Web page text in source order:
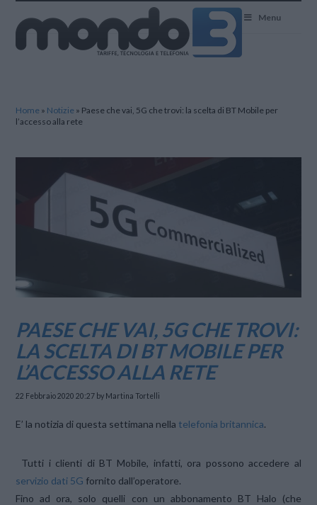
Menu
Home » Notizie » Paese che vai, 5G che trovi: la scelta di BT Mobile per
l’accesso alla rete
PAESE CHE VAI, 5G CHE TROVI:
LA SCELTA DI BT MOBILE PER
L’ACCESSO ALLA RETE
22 Febbraio 2020 20:27 by Martina Tortelli
E’ la notizia di questa settimana nella telefonia britannica.
Tutti i clienti di BT Mobile, infatti, ora possono accedere al
servizio dati 5G fornito dall’operatore.
Fino ad ora, solo quelli con un abbonamento BT Halo (che